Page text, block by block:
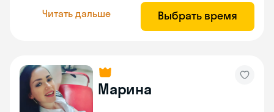
Читать дальше Выбрать время
Марина